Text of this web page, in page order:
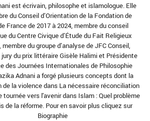
est écrivain, philosophe et islamologue. Elle
du Conseil d’Orientation de la Fondation de
France de 2017 à 2024, membre du conseil
du Centre Civique d’Étude du Fait Religieux
membre du groupe d’analyse de JFC Conseil,
jury du prix littéraire Gisèle Halimi et Présidente
des Journées Internationales de Philosophie
Adnani a forgé plusieurs concepts dont la
de la violence dans La nécessaire réconciliation
tournée vers l'avenir dans Islam : Quel problème
de la réforme. Pour en savoir plus cliquez sur
Biographie